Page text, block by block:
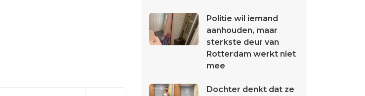
Politie wil iemand
aanhouden, maar
sterkste deur van
Rotterdam werkt niet
mee
Dochter denkt dat ze